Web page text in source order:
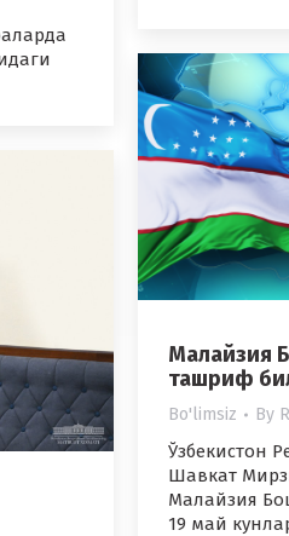
Малайзия
ташриф
Bo'limsiz By
Ўзбекистон
Шавкат
Малайзия
19 май